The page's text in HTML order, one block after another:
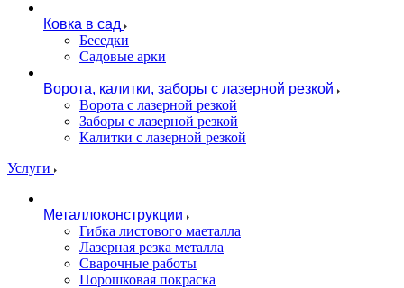
Ковка в сад
Беседки
Садовые арки
Ворота, калитки, заборы с лазерной резкой
Ворота с лазерной резкой
Заборы с лазерной резкой
Калитки с лазерной резкой
Услуги
Металлоконструкции
Гибка листового маеталла
Лазерная резка металла
Сварочные работы
Порошковая покраска